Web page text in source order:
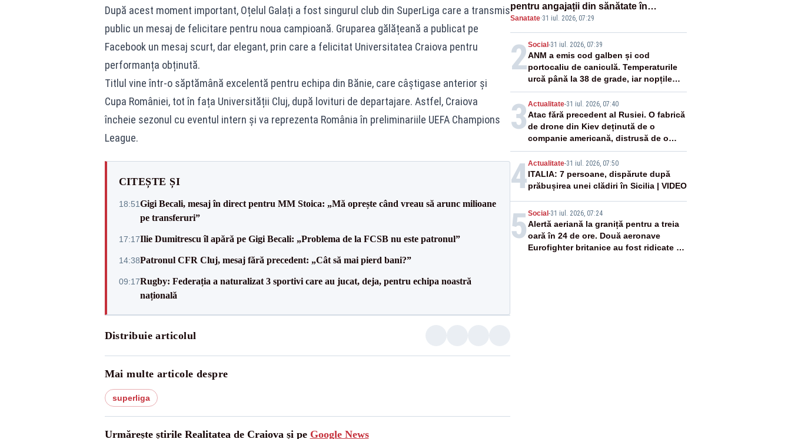
După acest moment important, Oțelul Galați a fost singurul club din SuperLiga care a transmis
public un mesaj de felicitare pentru noua campioană. Gruparea gălățeană a publicat pe
Facebook un mesaj scurt, dar elegant, prin care a felicitat Universitatea Craiova pentru
performanța obținută.
Titlul vine într-o săptămână excelentă pentru echipa din Bănie, care câștigase anterior și
Cupa României, tot în fața Universității Cluj, după lovituri de departajare. Astfel, Craiova
încheie sezonul cu eventul intern și va reprezenta România în preliminariile UEFA Champions
League.
CITEȘTE ȘI
18:51Gigi Becali, mesaj în direct pentru MM Stoica: „Mă oprește când vreau să arunc milioane
pe transferuri”
17:17Ilie Dumitrescu îl apără pe Gigi Becali: „Problema de la FCSB nu este patronul”
14:38Patronul CFR Cluj, mesaj fără precedent: „Cât să mai pierd bani?”
09:17Rugby: Federația a naturalizat 3 sportivi care au jucat, deja, pentru echipa noastră
națională
Distribuie articolul
Mai multe articole despre
superliga
Urmărește știrile Realitatea de Craiova și pe Google News
pentru angajații din sănătate în
proiectul Legii salarizării
Sanatate·31 iul. 2026, 07:29
2Social -31 iul. 2026, 07:39
ANM a emis cod galben și cod
portocaliu de caniculă. Temperaturile
urcă până la 38 de grade, iar nopțile
devin tropicale
3 Actualitate-31 iul. 2026, 07:40
Atac fără precedent al Rusiei. O fabrică
de drone din Kiev deținută de o
companie americană, distrusă de o
rachetă rusească
4Actualitate-31 iul. 2026, 07:50
ITALIA: 7 persoane, dispărute după
prăbușirea unei clădiri în Sicilia | VIDEO
5 Social -31 iul. 2026, 07:24
Alertă aeriană la graniță pentru a treia
oară în 24 de ore. Două aeronave
Eurofighter britanice au fost ridicate de